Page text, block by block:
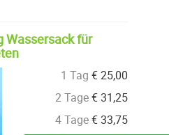
Wassersack für
1 Tag €25,00
2 Tage€31,25
4 Tage€33,75